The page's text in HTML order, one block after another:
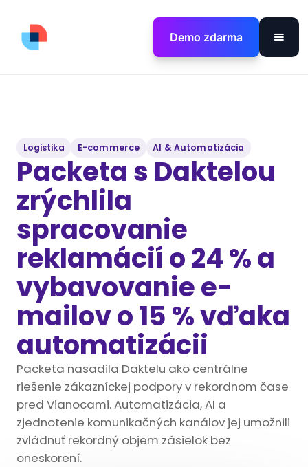
Demo zdarma
Logistika E-commerce AI & Automatizácia
Packeta s Daktelou
zrýchlila
spracovanie
reklamácií o 24 % a
vybavovanie e-
mailov o 15 % vďaka
automatizácii
Packeta nasadila Daktelu ako centrálne
riešenie zákazníckej podpory v rekordnom čase
pred Vianocami. Automatizácia, AI a
zjednotenie komunikačných kanálov jej umožnili
zvládnuť rekordný objem zásielok bez
oneskorení.